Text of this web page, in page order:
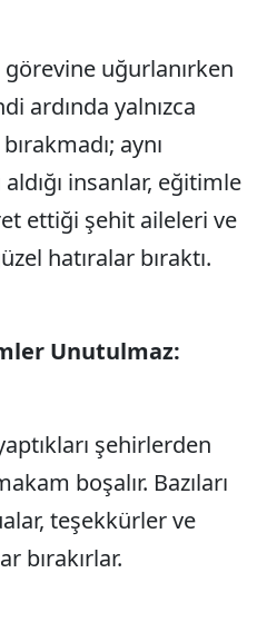
görevine uğurlanırken
ardında yalnızca
aynı
aldığı insanlar, eğitimle
ettiği şehit aileleri ve
hatıralar bıraktı.
Unutulmaz:
şehirlerden
boşalır. Bazıları
teşekkürler ve
bırakırlar.